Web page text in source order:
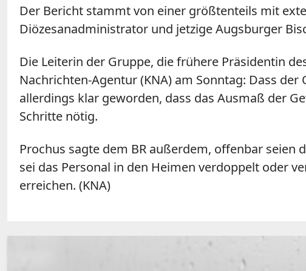
Der Bericht stammt von einer größtenteils mit
Diözesanadministrator und jetzige Augsburger
Die Leiterin der Gruppe, die frühere Präsidentin
Nachrichten-Agentur (KNA) am Sonntag: Dass
allerdings klar geworden, dass das Ausmaß der
Schritte nötig.
Prochus sagte dem BR außerdem, offenbar
sei das Personal in den Heimen verdoppelt oder
erreichen. (KNA)